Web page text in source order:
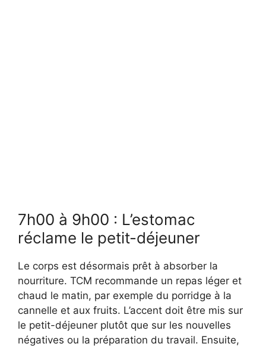
7h00 à 9h00 : L’estomac
réclame le petit-déjeuner
Le corps est désormais prêt à absorber la
nourriture. TCM recommande un repas léger et
chaud le matin, par exemple du porridge à la
cannelle et aux fruits. L’accent doit être mis sur
le petit-déjeuner plutôt que sur les nouvelles
négatives ou la préparation du travail. Ensuite,